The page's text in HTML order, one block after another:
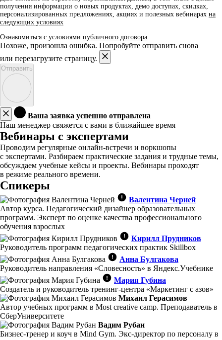
получения информации о новых продуктах, демо доступах, скидках,
персонализированных предложениях, акциях и полезных вебинарах на
следующих условиях
Ознакомиться с условиями публичного договора
Похоже, произошла ошибка. Попробуйте отправить снова
или перезагрузите страницу.
Отправить
Ваша заявка успешно отправлена
Наш менеджер свяжется с вами в ближайшее время
Вебинары с экспертами
Проводим регулярные онлайн-встречи и воркшопы
с экспертами. Разбираем практические задания и трудные темы,
обсуждаем учебные кейсы и проекты. Вебинары проходят
в режиме реального времени.
Спикеры
Валентина Черней
Автор курса. Педагогический дизайнер образовательных
программ. Эксперт по оценке качества профессионального
обучения взрослых
Кирилл Прудников
Руководитель программ педагогических практик Skillbox
Анна Булгакова
Руководитель направления «Словесность» в Яндекс.Учебнике
Мария Губина
Создатель и руководитель тренинг-центра «Маркетинг с азов»
Михаил Герасимов
Автор учебных программ в Most creative camp. Преподаватель в
СберУниверситете
Вадим Рубан
Бизнес-тренер и коуч в Mind Gym. Экс-директор по персоналу в